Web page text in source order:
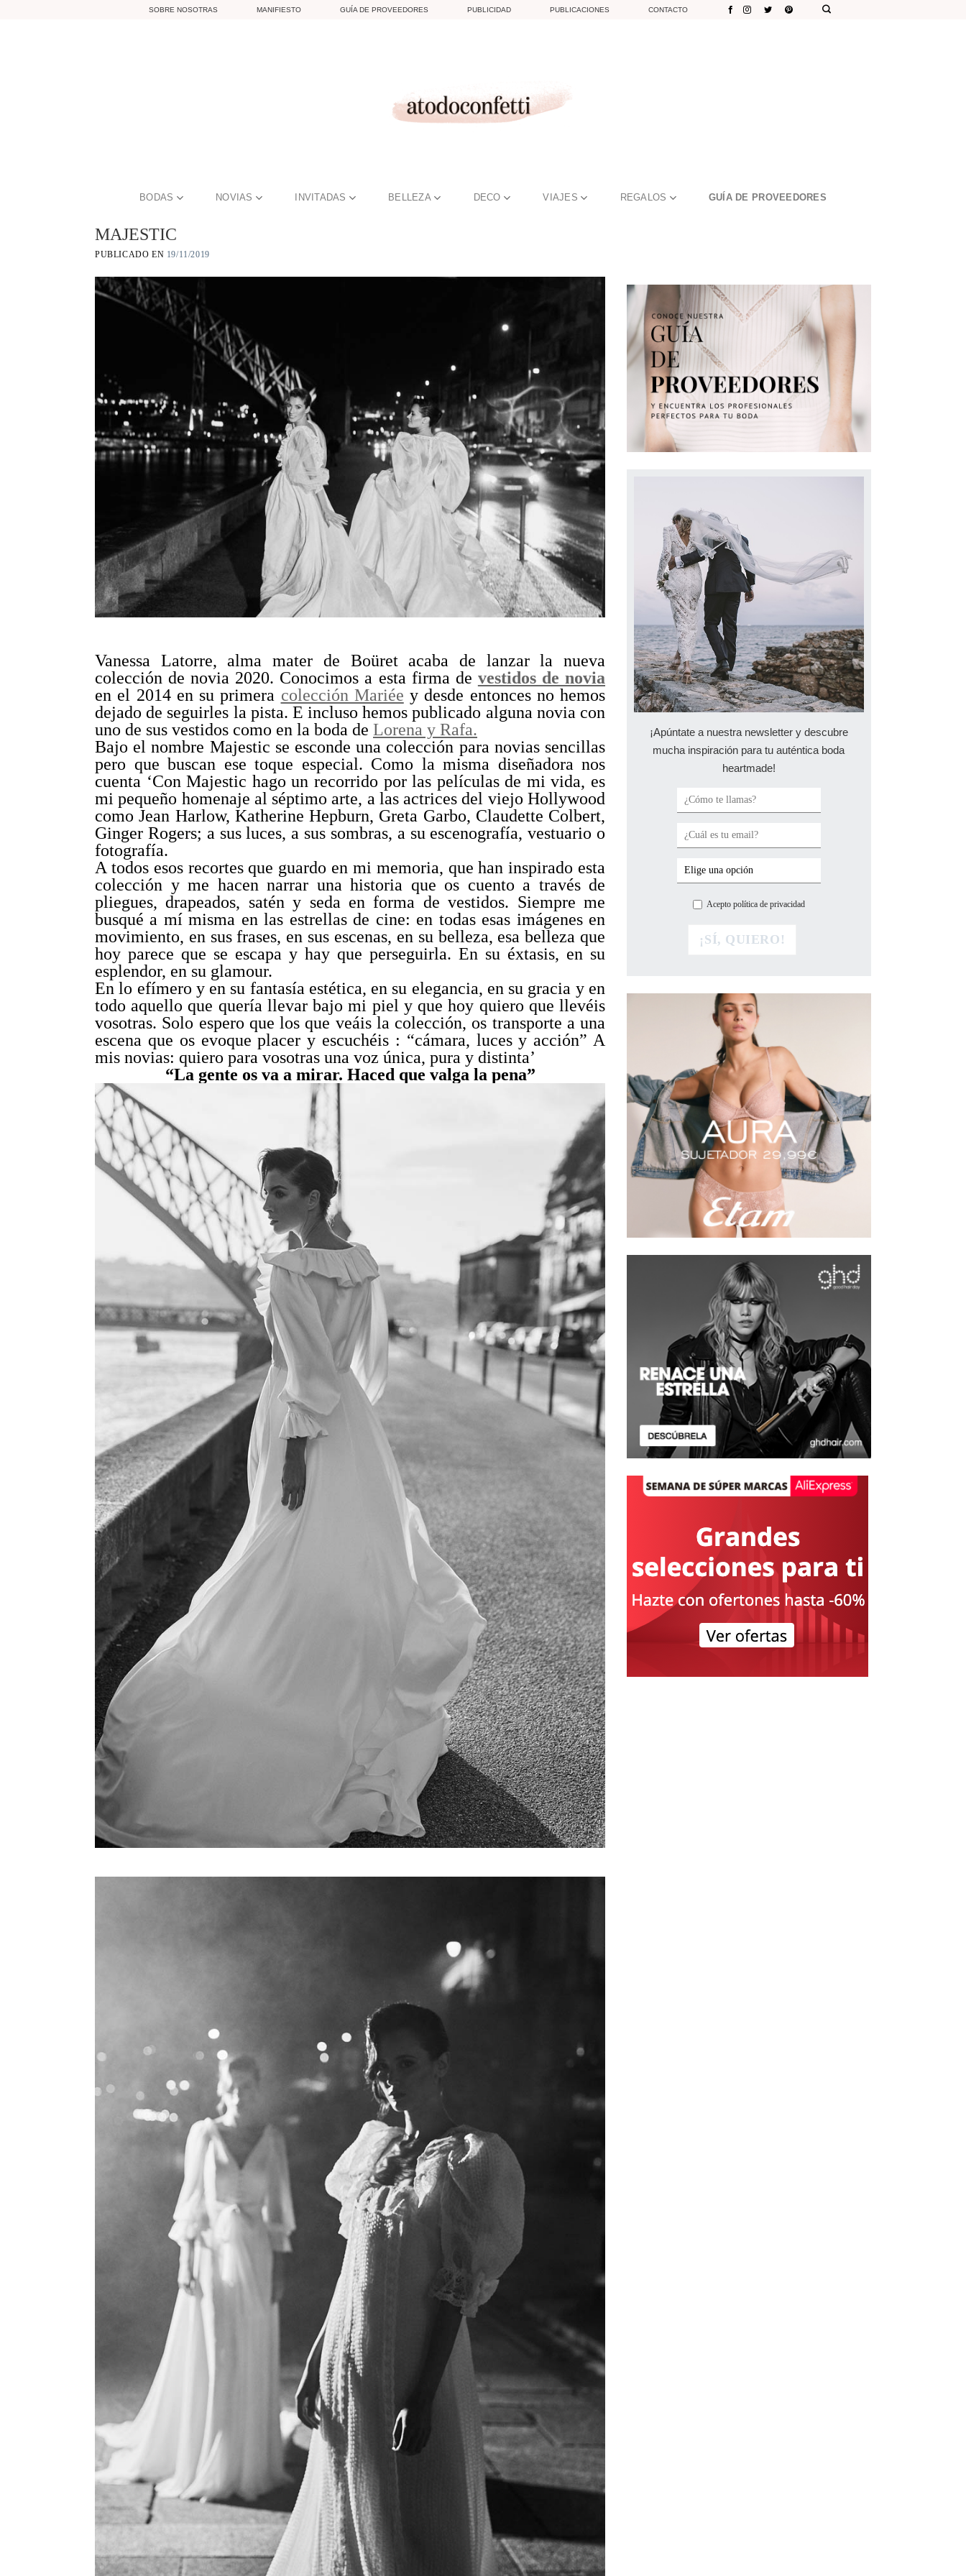
SOBRE NOSOTRAS MANIFIESTO GUÍA DE PROVEEDORES PUBLICIDAD PUBLICACIONES CONTACTO
BODAS NOVIAS INVITADAS BELLEZA DECO VIAJES REGALOS GUÍA DE PROVEEDORES
MAJESTIC
PUBLICADO EN 19/11/2019
Vanessa Latorre, alma mater de Boüret acaba de lanzar la nueva
colección de novia 2020. Conocimos a esta firma de vestidos de novia
en el 2014 en su primera colección Mariée y desde entonces no hemos
dejado de seguirles la pista. E incluso hemos publicado alguna novia con
uno de sus vestidos como en la boda de Lorena y Rafa.
Bajo el nombre Majestic se esconde una colección para novias sencillas
pero que buscan ese toque especial. Como la misma diseñadora nos
cuenta ‘Con Majestic hago un recorrido por las películas de mi vida, es
mi pequeño homenaje al séptimo arte, a las actrices del viejo Hollywood
como Jean Harlow, Katherine Hepburn, Greta Garbo, Claudette Colbert,
Ginger Rogers; a sus luces, a sus sombras, a su escenografía, vestuario o
fotografía.
A todos esos recortes que guardo en mi memoria, que han inspirado esta
colección y me hacen narrar una historia que os cuento a través de
pliegues, drapeados, satén y seda en forma de vestidos. Siempre me
busqué a mí misma en las estrellas de cine: en todas esas imágenes en
movimiento, en sus frases, en sus escenas, en su belleza, esa belleza que
hoy parece que se escapa y hay que perseguirla. En su éxtasis, en su
esplendor, en su glamour.
En lo efímero y en su fantasía estética, en su elegancia, en su gracia y en
todo aquello que quería llevar bajo mi piel y que hoy quiero que llevéis
vosotras. Solo espero que los que veáis la colección, os transporte a una
escena que os evoque placer y escuchéis : “cámara, luces y acción” A
mis novias: quiero para vosotras una voz única, pura y distinta’
“La gente os va a mirar. Haced que valga la pena”
¡Apúntate a nuestra newsletter y descubre
mucha inspiración para tu auténtica boda
heartmade!
Acepto política de privacidad